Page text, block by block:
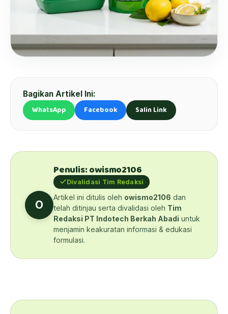
Bagikan Artikel Ini:
WhatsApp Facebook Salin Link
O
Penulis: owismo2106
Divalidasi Tim Redaksi
Artikel ini ditulis oleh owismo2106 dan
telah ditinjau serta divalidasi oleh Tim
Redaksi PT Indotech Berkah Abadi untuk
menjamin keakuratan informasi & edukasi
formulasi.